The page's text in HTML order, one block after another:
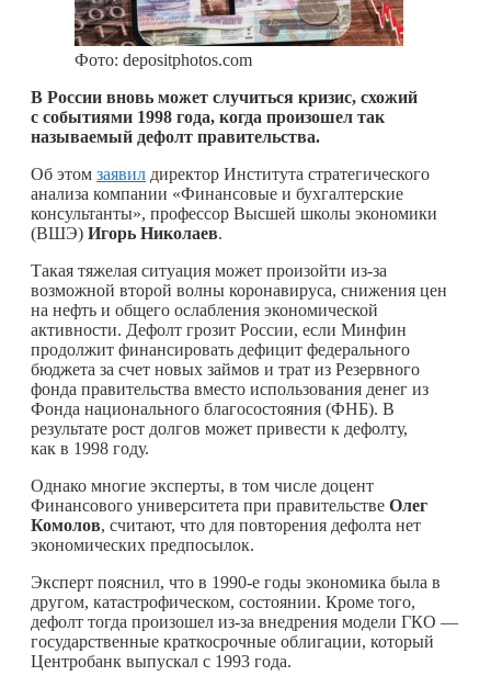
Фото: depositphotos.com
В России вновь может случиться кризис, схожий
с событиями 1998 года, когда произошел так
называемый дефолт правительства.
Об этом заявил директор Института стратегического
анализа компании «Финансовые и бухгалтерские
консультанты», профессор Высшей школы экономики
(ВШЭ) Игорь Николаев.
Такая тяжелая ситуация может произойти из-за
возможной второй волны коронавируса, снижения цен
на нефть и общего ослабления экономической
активности. Дефолт грозит России, если Минфин
продолжит финансировать дефицит федерального
бюджета за счет новых займов и трат из Резервного
фонда правительства вместо использования денег из
Фонда национального благосостояния (ФНБ). В
результате рост долгов может привести к дефолту,
как в 1998 году.
Однако многие эксперты, в том числе доцент
Финансового университета при правительстве Олег
Комолов, считают, что для повторения дефолта нет
экономических предпосылок.
Эксперт пояснил, что в 1990-е годы экономика была в
другом, катастрофическом, состоянии. Кроме того,
дефолт тогда произошел из-за внедрения модели ГКО —
государственные краткосрочные облигации, который
Центробанк выпускал с 1993 года.